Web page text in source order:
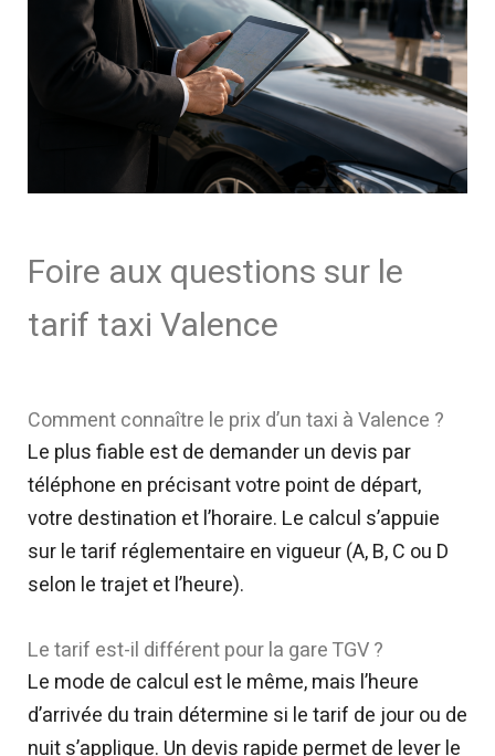
Foire aux questions sur le
tarif taxi Valence
Comment connaître le prix d’un taxi à Valence ?
Le plus fiable est de demander un devis par
téléphone en précisant votre point de départ,
votre destination et l’horaire. Le calcul s’appuie
sur le tarif réglementaire en vigueur (A, B, C ou D
selon le trajet et l’heure).
Le tarif est-il différent pour la gare TGV ?
Le mode de calcul est le même, mais l’heure
d’arrivée du train détermine si le tarif de jour ou de
nuit s’applique. Un devis rapide permet de lever le